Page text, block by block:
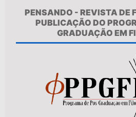
PENSANDO - REVISTA DE
PUBLICAÇÃO DO
GRADUAÇÃO EM